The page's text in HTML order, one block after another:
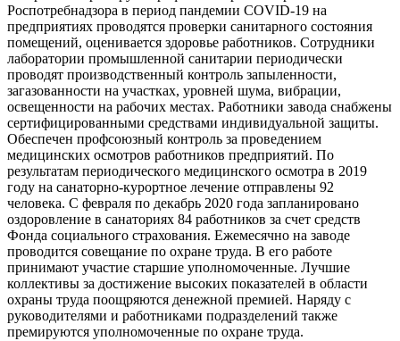
Роспотребнадзора в период пандемии COVID-19 на
предприятиях проводятся проверки санитарного состояния
помещений, оценивается здоровье работников. Сотрудники
лаборатории промышленной санитарии периодически
проводят производственный контроль запыленности,
загазованности на участках, уровней шума, вибрации,
освещенности на рабочих местах. Работники завода снабжены
сертифицированными средствами индивидуальной защиты.
Обеспечен профсоюзный контроль за проведением
медицинских осмотров работников предприятий. По
результатам периодического медицинского осмотра в 2019
году на санаторно-курортное лечение отправлены 92
человека. С февраля по декабрь 2020 года запланировано
оздоровление в санаториях 84 работников за счет средств
Фонда социального страхования. Ежемесячно на заводе
проводится совещание по охране труда. В его работе
принимают участие старшие уполномоченные. Лучшие
коллективы за достижение высоких показателей в области
охраны труда поощряются денежной премией. Наряду с
руководителями и работниками подразделений также
премируются уполномоченные по охране труда.